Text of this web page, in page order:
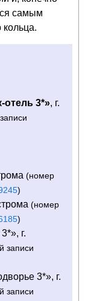
самым
отель 3*», г.
(номер
)
(номер
)
г.
записи
3*», г.
записи